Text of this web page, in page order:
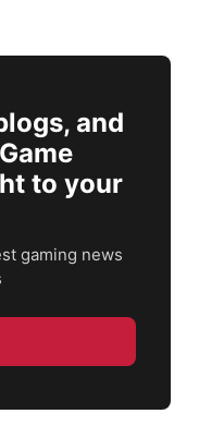
and
to your
gaming news